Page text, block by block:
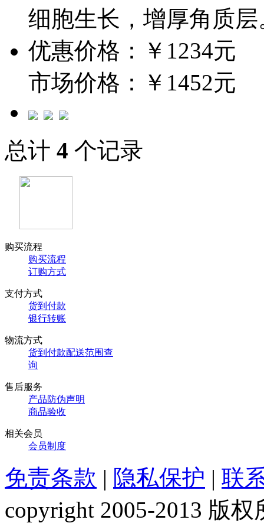
细胞生长，增厚角质层
优惠价格：￥1234元
市场价格：￥1452元
总计 4 个记录
购买流程
购买流程
订购方式
支付方式
货到付款
银行转账
物流方式
货到付款配送范围查
询
售后服务
产品防伪声明
商品验收
相关会员
会员制度
免责条款 | 隐私保护 | 联
copyright 2005-2013 版